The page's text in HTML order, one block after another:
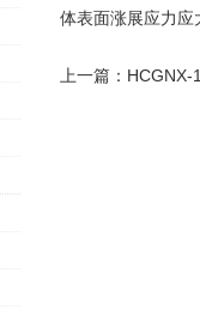
体表面涨展应力应
上一篇： HCGNX-